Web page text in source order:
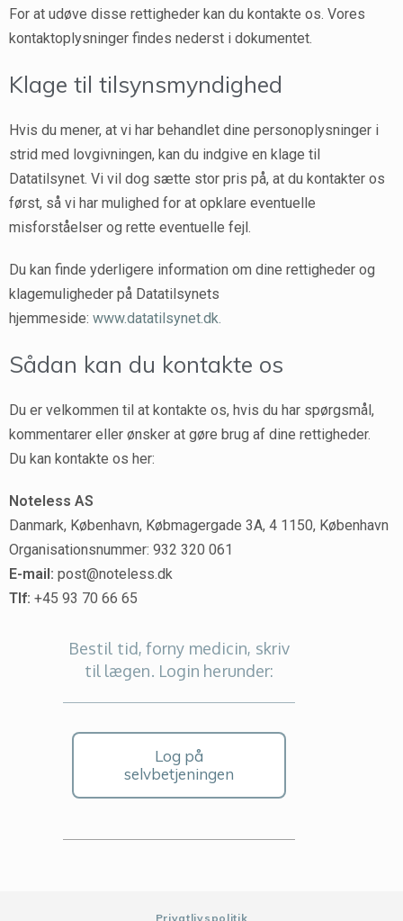
For at udøve disse rettigheder kan du kontakte os. Vores
kontaktoplysninger findes nederst i dokumentet.
Klage til tilsynsmyndighed
Hvis du mener, at vi har behandlet dine personoplysninger i
strid med lovgivningen, kan du indgive en klage til
Datatilsynet. Vi vil dog sætte stor pris på, at du kontakter os
først, så vi har mulighed for at opklare eventuelle
misforståelser og rette eventuelle fejl.
Du kan finde yderligere information om dine rettigheder og
klagemuligheder på Datatilsynets
hjemmeside: www.datatilsynet.dk.
Sådan kan du kontakte os
Du er velkommen til at kontakte os, hvis du har spørgsmål,
kommentarer eller ønsker at gøre brug af dine rettigheder.
Du kan kontakte os her:
Noteless AS
Danmark, København, Købmagergade 3A, 4 1150, København
Organisationsnummer: 932 320 061
E-mail: post@noteless.dk
Tlf: +45 93 70 66 65
Bestil tid, forny medicin, skriv
til lægen. Login herunder:
Log på
selvbetjeningen
Privatlivspolitik